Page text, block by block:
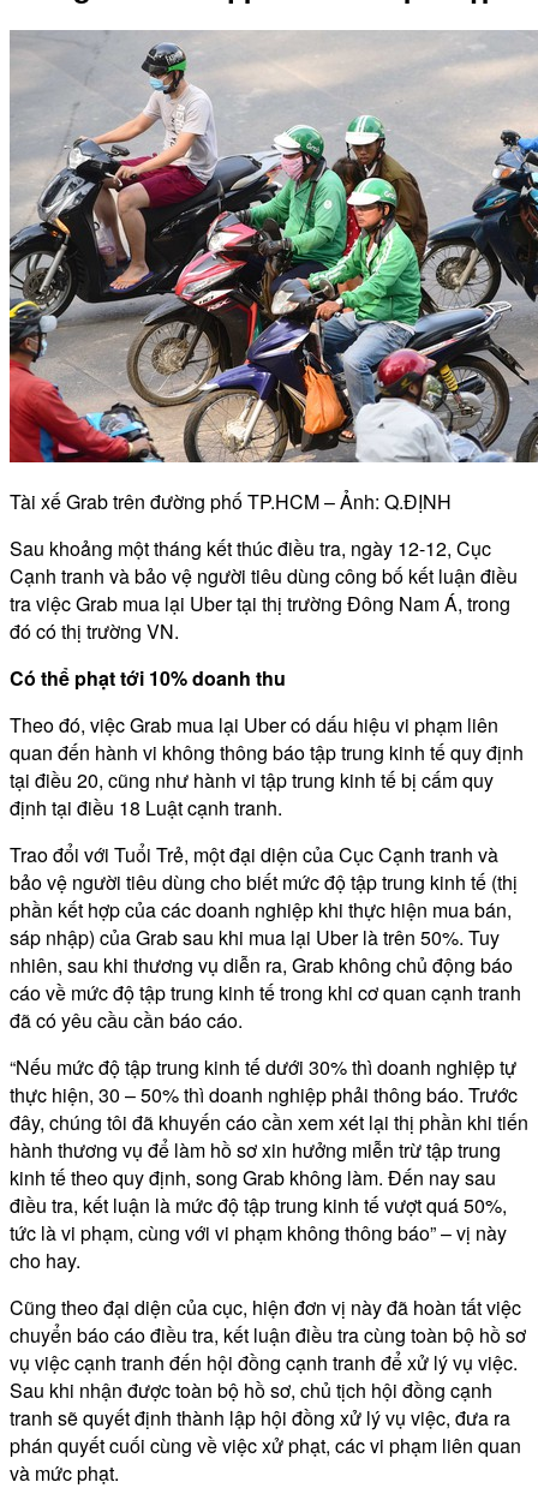
Tài xế Grab trên đường phố TP.HCM – Ảnh: Q.ĐỊNH
Sau khoảng một tháng kết thúc điều tra, ngày 12-12, Cục
Cạnh tranh và bảo vệ người tiêu dùng công bố kết luận điều
tra việc Grab mua lại Uber tại thị trường Đông Nam Á, trong
đó có thị trường VN.
Có thể phạt tới 10% doanh thu
Theo đó, việc Grab mua lại Uber có dấu hiệu vi phạm liên
quan đến hành vi không thông báo tập trung kinh tế quy định
tại điều 20, cũng như hành vi tập trung kinh tế bị cấm quy
định tại điều 18 Luật cạnh tranh.
Trao đổi với Tuổi Trẻ, một đại diện của Cục Cạnh tranh và
bảo vệ người tiêu dùng cho biết mức độ tập trung kinh tế (thị
phần kết hợp của các doanh nghiệp khi thực hiện mua bán,
sáp nhập) của Grab sau khi mua lại Uber là trên 50%. Tuy
nhiên, sau khi thương vụ diễn ra, Grab không chủ động báo
cáo về mức độ tập trung kinh tế trong khi cơ quan cạnh tranh
đã có yêu cầu cần báo cáo.
“Nếu mức độ tập trung kinh tế dưới 30% thì doanh nghiệp tự
thực hiện, 30 – 50% thì doanh nghiệp phải thông báo. Trước
đây, chúng tôi đã khuyến cáo cần xem xét lại thị phần khi tiến
hành thương vụ để làm hồ sơ xin hưởng miễn trừ tập trung
kinh tế theo quy định, song Grab không làm. Đến nay sau
điều tra, kết luận là mức độ tập trung kinh tế vượt quá 50%,
tức là vi phạm, cùng với vi phạm không thông báo” – vị này
cho hay.
Cũng theo đại diện của cục, hiện đơn vị này đã hoàn tất việc
chuyển báo cáo điều tra, kết luận điều tra cùng toàn bộ hồ sơ
vụ việc cạnh tranh đến hội đồng cạnh tranh để xử lý vụ việc.
Sau khi nhận được toàn bộ hồ sơ, chủ tịch hội đồng cạnh
tranh sẽ quyết định thành lập hội đồng xử lý vụ việc, đưa ra
phán quyết cuối cùng về việc xử phạt, các vi phạm liên quan
và mức phạt.